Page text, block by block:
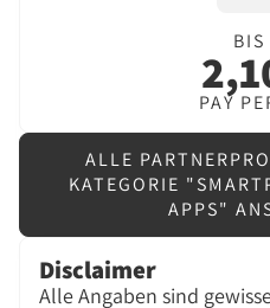
BIS
PAY
ALLE
KATEGORIE
APPS"
Disclaimer
Alle Angaben sind